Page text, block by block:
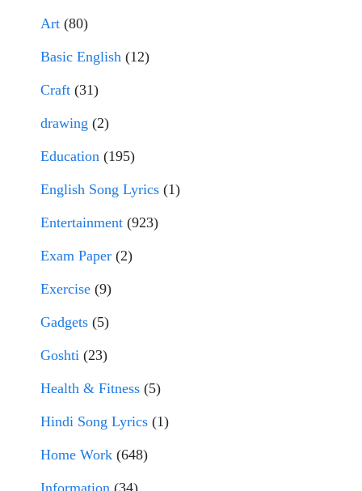
Art (80)
Basic English (12)
Craft (31)
drawing (2)
Education (195)
English Song Lyrics (1)
Entertainment (923)
Exam Paper (2)
Exercise (9)
Gadgets (5)
Goshti (23)
Health & Fitness (5)
Hindi Song Lyrics (1)
Home Work (648)